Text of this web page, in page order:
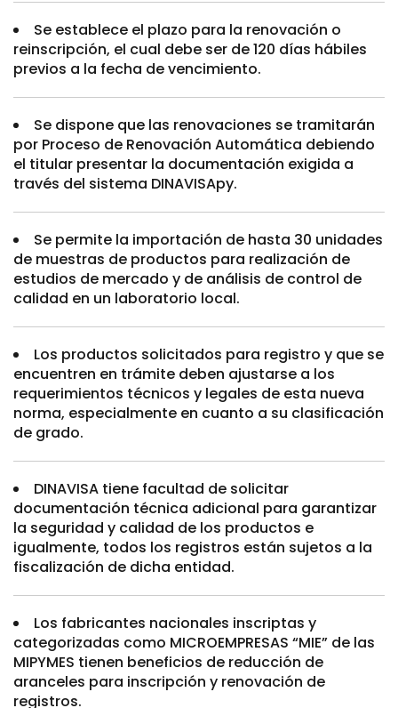
Se establece el plazo para la renovación o
reinscripción, el cual debe ser de 120 días hábiles
previos a la fecha de vencimiento.
Se dispone que las renovaciones se tramitarán
por Proceso de Renovación Automática debiendo
el titular presentar la documentación exigida a
través del sistema DINAVISApy.
Se permite la importación de hasta 30 unidades
de muestras de productos para realización de
estudios de mercado y de análisis de control de
calidad en un laboratorio local.
Los productos solicitados para registro y que se
encuentren en trámite deben ajustarse a los
requerimientos técnicos y legales de esta nueva
norma, especialmente en cuanto a su clasificación
de grado.
DINAVISA tiene facultad de solicitar
documentación técnica adicional para garantizar
la seguridad y calidad de los productos e
igualmente, todos los registros están sujetos a la
fiscalización de dicha entidad.
Los fabricantes nacionales inscriptas y
categorizadas como MICROEMPRESAS “MIE” de las
MIPYMES tienen beneficios de reducción de
aranceles para inscripción y renovación de
registros.